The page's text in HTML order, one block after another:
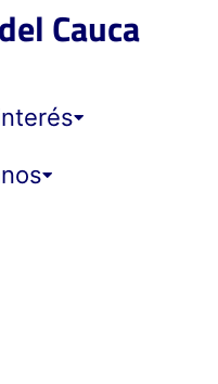
Cauca